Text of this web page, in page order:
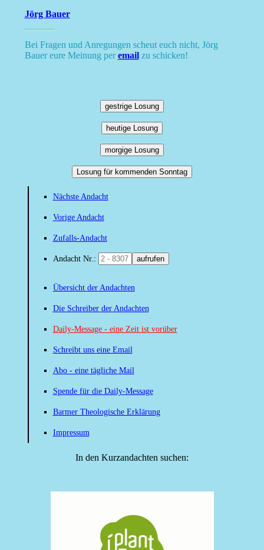
Jörg Bauer
Bei Fragen und Anregungen scheut euch nicht, Jörg
Bauer eure Meinung peremailzu schicken!
gestrige Losung
heutige Losung
morgige Losung
Losung für kommenden Sonntag
Nächste Andacht
Vorige Andacht
Zufalls-Andacht
Andacht Nr.: aufrufen
Übersicht der Andachten
Die Schreiber der Andachten
Daily-Message - eine Zeit ist vorüber
Schreibt uns eine Email
Abo - eine tägliche Mail
Spende für die Daily-Message
Barmer Theologische Erklärung
Impressum
In den Kurzandachten suchen: